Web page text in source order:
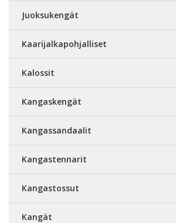
Juoksukengät
Kaarijalkapohjalliset
Kalossit
Kangaskengät
Kangassandaalit
Kangastennarit
Kangastossut
Kangät